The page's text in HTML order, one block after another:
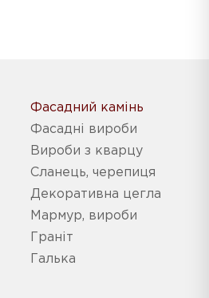
Фасадний камінь
Фасадні вироби
Вироби з кварцу
Сланець, черепиця
Декоративна цегла
Мармур, вироби
Граніт
Галька